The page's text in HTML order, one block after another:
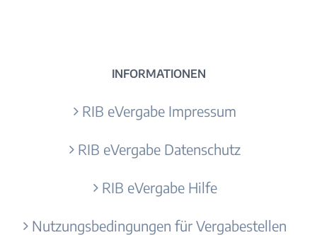
INFORMATIONEN
RIB eVergabe Impressum
RIB eVergabe Datenschutz
RIB eVergabe Hilfe
Nutzungsbedingungen für Vergabestellen